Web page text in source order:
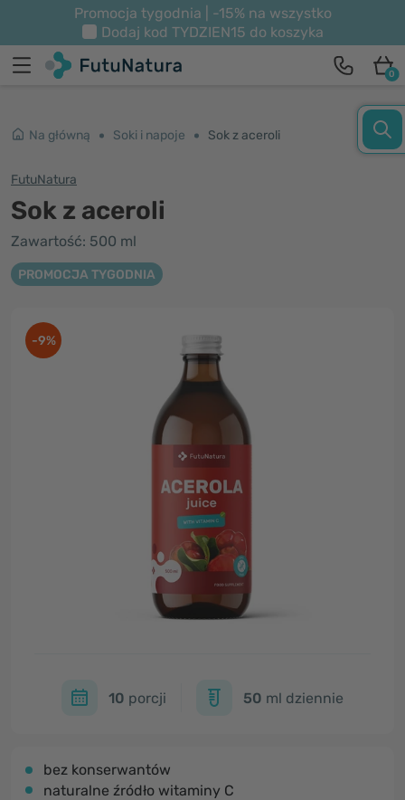
Promocja tygodnia | -15% na wszystko
Dodaj kod TYDZIEN15 do koszyka
0
Na główną Soki i napoje Sok z aceroli
FutuNatura
Sok z aceroli
Zawartość: 500 ml
PROMOCJA TYGODNIA
-9%
10 porcji 50 ml dziennie
bez konserwantów
naturalne źródło witaminy C